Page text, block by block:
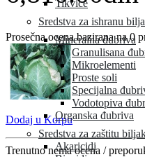
Tikvice
Sredstva za ishranu
Mineralna đubriva
Granulisana
Mikroelementi
Proste soli
Specijalna
Vodotopiva
Organska đubriva
Sredstva za zaštitu
Akaricidi
Prosečna ocena bazirana na 0
Dodaj u Korpu
Trenutno nema ocena /